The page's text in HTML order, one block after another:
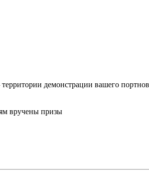
демонстрации вашего
вручены призы